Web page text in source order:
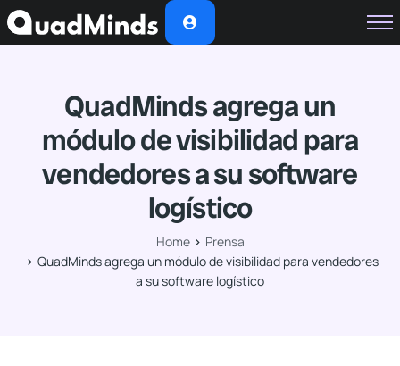
Soluciones
Casos de Éxito
Planes
Nosotros
QuadMinds agrega un
módulo de visibilidad para
vendedores a su software
logístico
Home
Prensa
QuadMinds agrega un módulo de visibilidad para vendedores
a su software logístico